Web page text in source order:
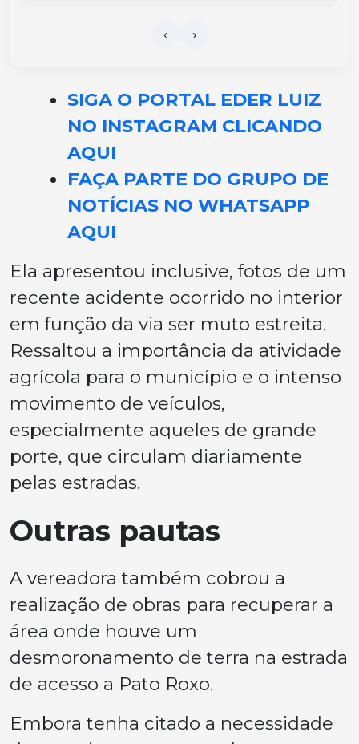
SIGA O PORTAL EDER LUIZ
NO INSTAGRAM CLICANDO
AQUI
FAÇA PARTE DO GRUPO DE
NOTÍCIAS NO WHATSAPP
AQUI
Ela apresentou inclusive, fotos de um
recente acidente ocorrido no interior
em função da via ser muto estreita.
Ressaltou a importância da atividade
agrícola para o município e o intenso
movimento de veículos,
especialmente aqueles de grande
porte, que circulam diariamente
pelas estradas.
Outras pautas
A vereadora também cobrou a
realização de obras para recuperar a
área onde houve um
desmoronamento de terra na estrada
de acesso a Pato Roxo.
Embora tenha citado a necessidade